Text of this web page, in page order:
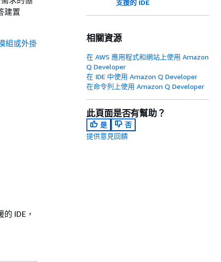
建置
組或外掛
IDE，
支援的 IDE
相關資源
在 AWS 應用程式和網站上使用 Amazon
Q Developer
在 IDE 中使用 Amazon Q Developer
在命令列上使用 Amazon Q Developer
此頁面是否有幫助？
是
否
提供意見回饋